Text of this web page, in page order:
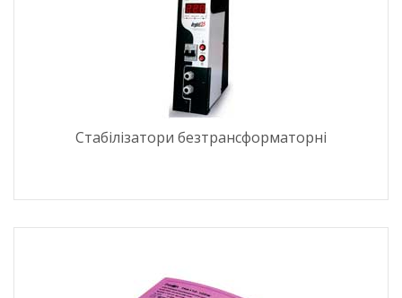
Стабілізатори безтрансформаторні